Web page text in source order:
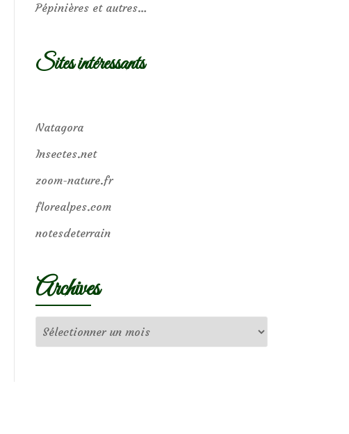
Pépinières et autres…
Sites intéressants
Natagora
Insectes.net
zoom-nature.fr
florealpes.com
notesdeterrain
Archives
Archives